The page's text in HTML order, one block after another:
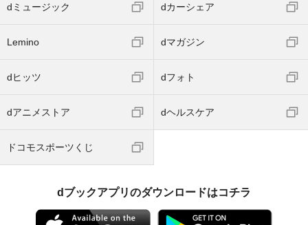
dミュージック dカーシェア
Lemino dマガジン
dヒッツ dフォト
dアニメストア dヘルスケア
ドコモスポーツくじ
dブックアプリのダウンロードはコチラ